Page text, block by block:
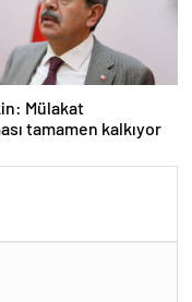
Mülakat
tamamen kalkıyor